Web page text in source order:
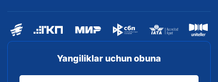
Yangiliklar uchun obuna